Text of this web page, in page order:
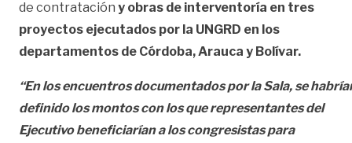
de contratación y obras de interventoría en tres
proyectos ejecutados por la UNGRD en los
departamentos de Córdoba, Arauca y Bolívar.
“En los encuentros documentados por la Sala, se
definido los montos con los que representantes del
Ejecutivo beneficiarían a los congresistas para